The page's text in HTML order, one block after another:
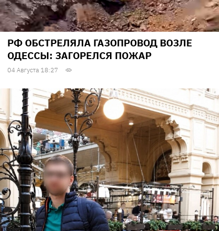
РФ ОБСТРЕЛЯЛА ГАЗОПРОВОД ВОЗЛЕ
ОДЕССЫ: ЗАГОРЕЛСЯ ПОЖАР
04 Августа 18:27